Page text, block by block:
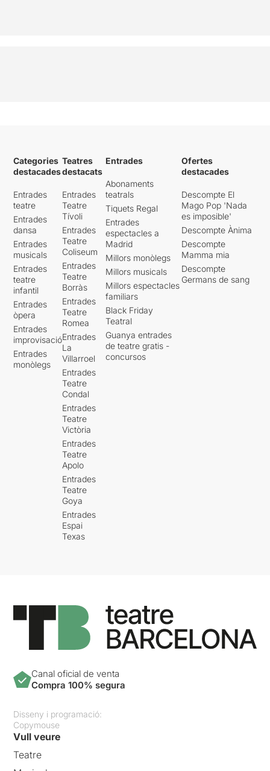
Categories
destacades
Entrades
teatre
Entrades
dansa
Entrades
musicals
Entrades
teatre
infantil
Entrades
òpera
Entrades
improvisació
Entrades
monòlegs
Teatres
destacats
Entrades
Teatre
Tívoli
Entrades
Teatre
Coliseum
Entrades
Teatre
Borràs
Entrades
Teatre
Romea
Entrades
La
Villarroel
Entrades
Teatre
Condal
Entrades
Teatre
Victòria
Entrades
Teatre
Apolo
Entrades
Teatre
Goya
Entrades
Espai
Texas
Entrades
Abonaments
teatrals
Tiquets Regal
Entrades
espectacles a
Madrid
Millors monòlegs
Millors musicals
Millors espectacles
familiars
Black Friday
Teatral
Guanya entrades
de teatre gratis -
concursos
Ofertes
destacades
Descompte El
Mago Pop 'Nada
es imposible'
Descompte Ànima
Descompte
Mamma mia
Descompte
Germans de sang
Canal oficial de venta
Compra 100% segura
Disseny i programació:
Copymouse
Vull veure
Teatre